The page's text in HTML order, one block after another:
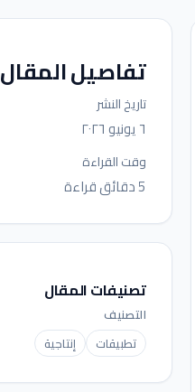
تفاصيل المقال
تاريخ النشر
٦ يونيو ٢٠٢٦
وقت القراءة
5 دقائق قراءة
تصنيفات المقال
التصنيف
تطبيقات
إنتاجية